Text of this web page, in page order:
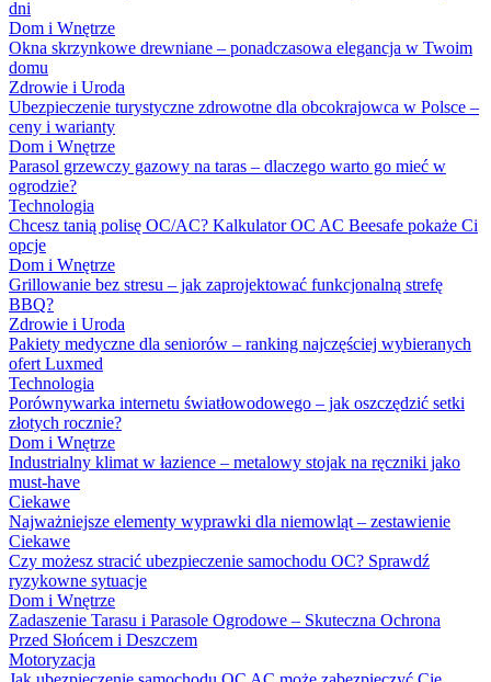
dni
Dom i Wnętrze
Okna skrzynkowe drewniane – ponadczasowa elegancja w Twoim
domu
Zdrowie i Uroda
Ubezpieczenie turystyczne zdrowotne dla obcokrajowca w Polsce –
ceny i warianty
Dom i Wnętrze
Parasol grzewczy gazowy na taras – dlaczego warto go mieć w
ogrodzie?
Technologia
Chcesz tanią polisę OC/AC? Kalkulator OC AC Beesafe pokaże Ci
opcje
Dom i Wnętrze
Grillowanie bez stresu – jak zaprojektować funkcjonalną strefę
BBQ?
Zdrowie i Uroda
Pakiety medyczne dla seniorów – ranking najczęściej wybieranych
ofert Luxmed
Technologia
Porównywarka internetu światłowodowego – jak oszczędzić setki
złotych rocznie?
Dom i Wnętrze
Industrialny klimat w łazience – metalowy stojak na ręczniki jako
must-have
Ciekawe
Najważniejsze elementy wyprawki dla niemowląt – zestawienie
Ciekawe
Czy możesz stracić ubezpieczenie samochodu OC? Sprawdź
ryzykowne sytuacje
Dom i Wnętrze
Zadaszenie Tarasu i Parasole Ogrodowe – Skuteczna Ochrona
Przed Słońcem i Deszczem
Motoryzacja